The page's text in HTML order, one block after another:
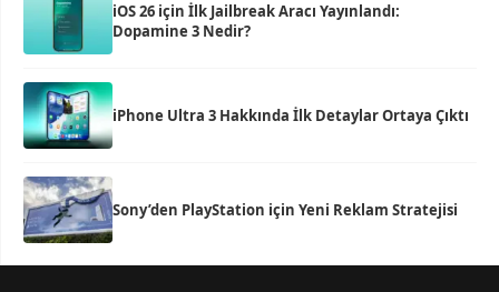
iOS 26 için İlk Jailbreak Aracı Yayınlandı:
Dopamine 3 Nedir?
iPhone Ultra 3 Hakkında İlk Detaylar Ortaya Çıktı
Sony’den PlayStation için Yeni Reklam Stratejisi